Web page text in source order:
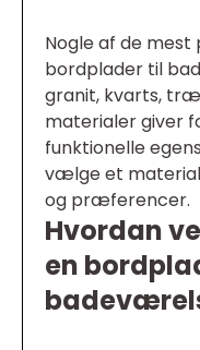
Nogle af de
bordplader til
granit, kvarts, træ
materialer giver
funktionelle
vælge et
og præferencer.
Hvordan
en